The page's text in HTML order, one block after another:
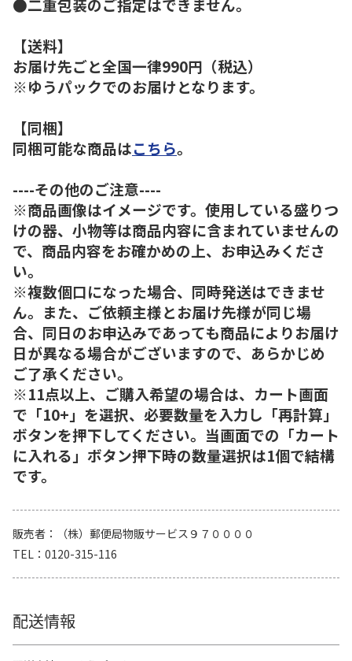
【送料】
お届け先ごと全国一律990円（税込）
※ゆうパックでのお届けとなります。
【同梱】
同梱可能な商品はこちら。
----その他のご注意----
※商品画像はイメージです。使用している盛りつ
けの器、小物等は商品内容に含まれていませんの
で、商品内容をお確かめの上、お申込みくださ
い。
※複数個口になった場合、同時発送はできませ
ん。また、ご依頼主様とお届け先様が同じ場
合、同日のお申込みであっても商品によりお届け
日が異なる場合がございますので、あらかじめ
ご了承ください。
※11点以上、ご購入希望の場合は、カート画面
で「10+」を選択、必要数量を入力し「再計算」
ボタンを押下してください。当画面での「カート
に入れる」ボタン押下時の数量選択は1個で結構
です。
販売者
（株）郵便局物販サービス９７００００
TEL
0120-315-116
配送情報